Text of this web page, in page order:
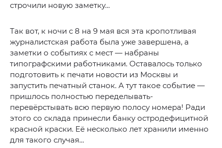
строчили новую заметку…
Так вот, к ночи с 8 на 9 мая вся эта кропотливая
журналистская работа была уже завершена, а
заметки о событиях с мест — набраны
типографскими работниками. Оставалось только
подготовить к печати новости из Москвы и
запустить печатный станок. А тут такое событие —
пришлось полностью переделывать-
перевёрстывать всю первую полосу номера! Ради
этого со склада принесли банку остродефицитной
красной краски. Её несколько лет хранили именно
для такого случая…